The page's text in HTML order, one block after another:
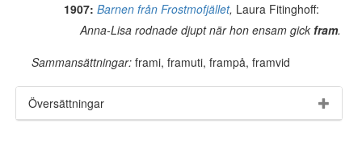
1907: Barnen från Frostmofjället, Laura Fitinghoff:
Anna-Lisa rodnade djupt när hon ensam gick fram.
Sammansättningar: frami, framuti, frampå, framvid
Översättningar